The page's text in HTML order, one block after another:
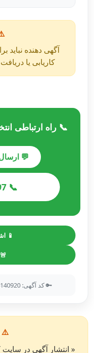
آگهی دهنده نباید
کاریابی یا
📞 راه ارتباطی
💬
📞 09129645197
📱
🔑 کد آگهی: 276393278401195758563846140920
⚠️